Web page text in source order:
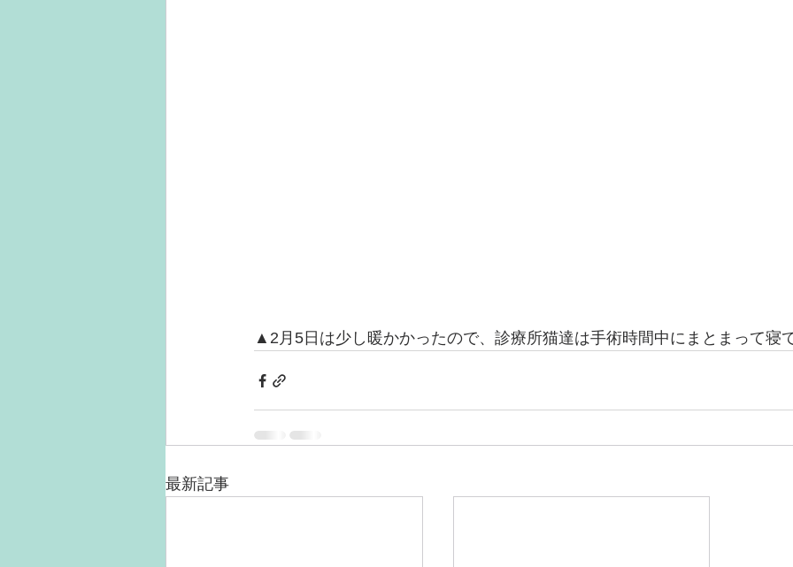
▲2月5日は少し暖かかったので、診療所猫達は手術時間中にまとまって寝
最新記事